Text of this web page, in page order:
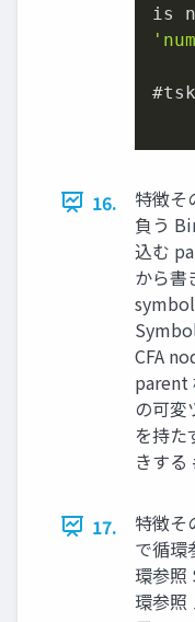
is
16.
特徴そ
負う
込む
から書
CFA
parent
の可
を持た
きす
17.
特徴そ
で循環
環参照
環参照